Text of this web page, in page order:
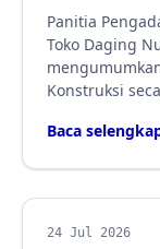
Panitia
Toko Daging
Konstruksi
Baca
BERITA
24 Jul 2026